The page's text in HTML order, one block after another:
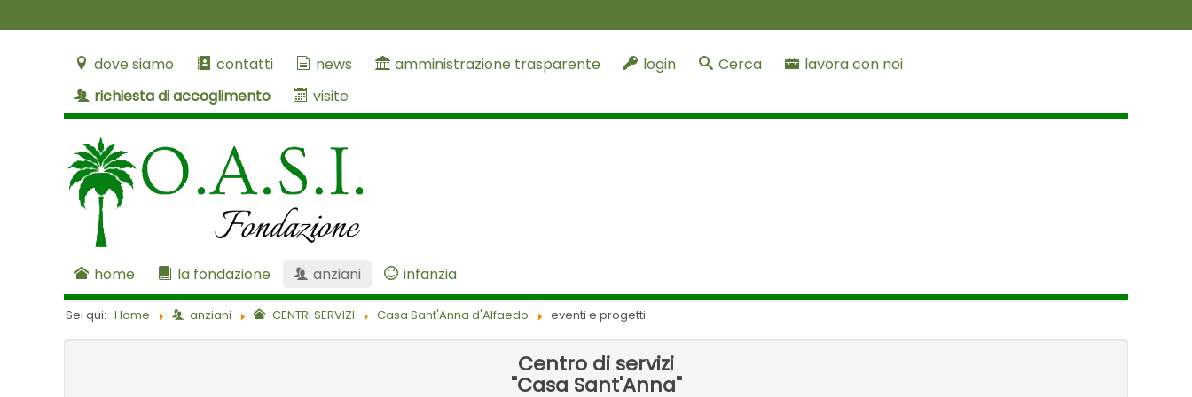
dove siamo contatti news amministrazione trasparente login Cerca
lavora con noi
richiesta di accoglimento
visite
home la fondazione anziani infanzia
Sei qui: Home anziani CENTRI SERVIZI Casa Sant'Anna d'Alfaedo eventi e progetti
Centro di servizi
"Casa Sant'Anna"